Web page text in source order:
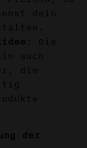
dein
: Die
auch
die
der